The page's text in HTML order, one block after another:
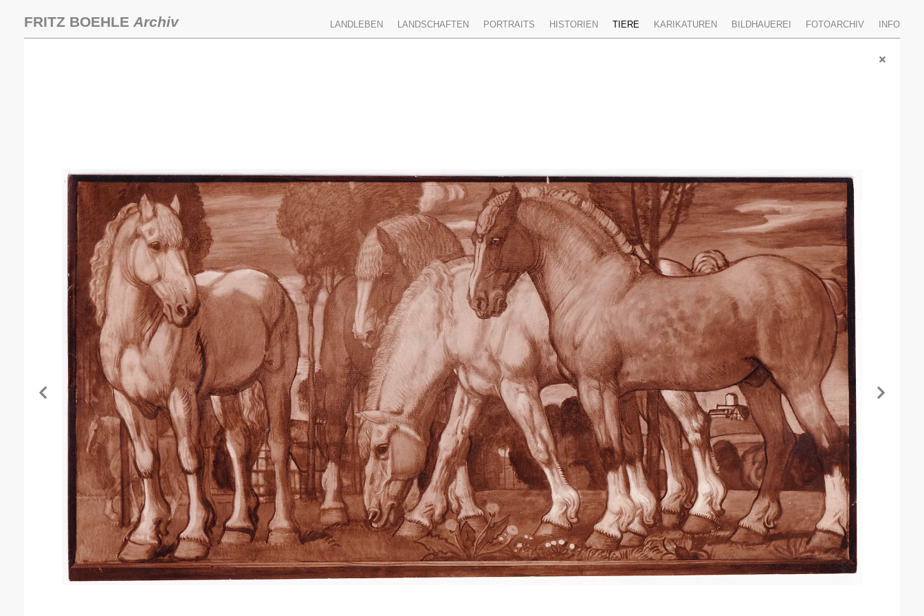
FRITZ BOEHLE Archiv LANDLEBEN LANDSCHAFTEN PORTRAITS HISTORIEN TIERE KARIKATUREN BILDHAUEREI FOTOARCHIV INFO